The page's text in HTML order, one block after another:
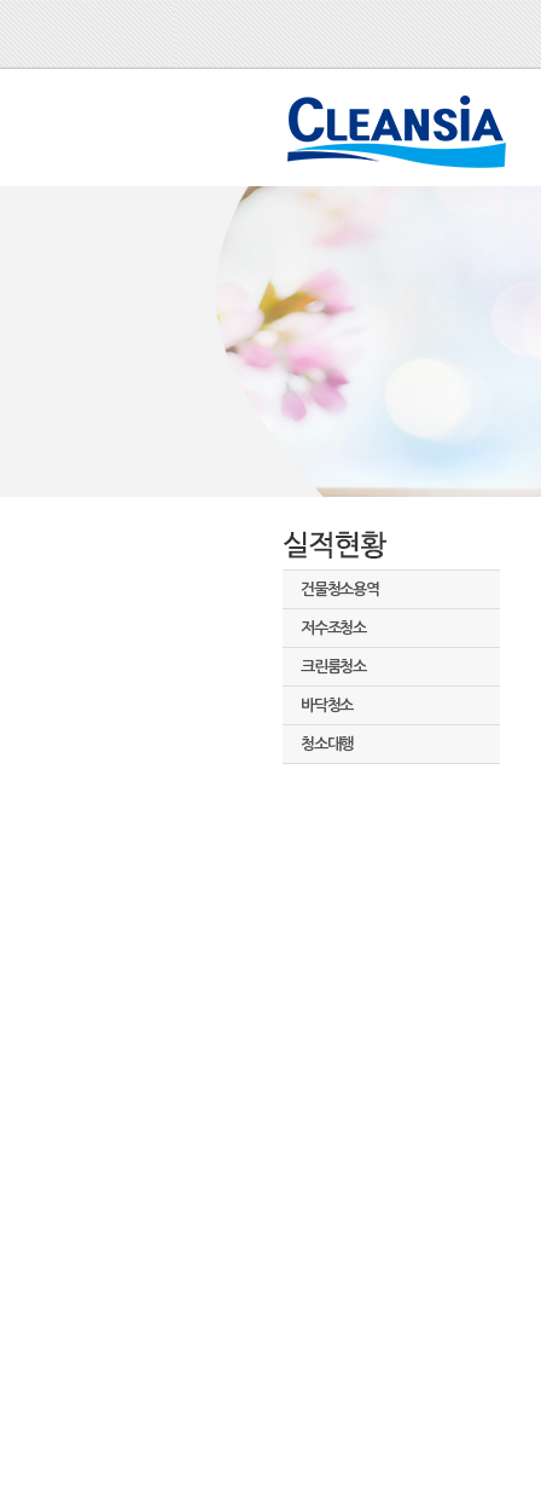
건물청소용역
저수조청소
크린룸청소
바닥청소
청소대행